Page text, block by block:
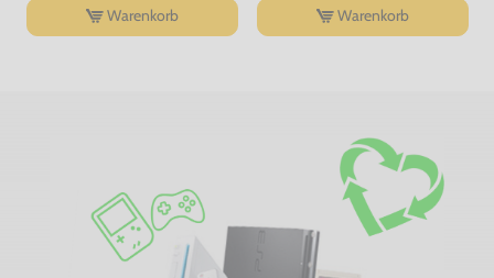
Warenkorb Warenkorb